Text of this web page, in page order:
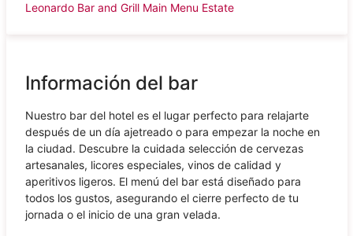
Leonardo Bar and Grill Main Menu Estate
Información del bar
Nuestro bar del hotel es el lugar perfecto para relajarte
después de un día ajetreado o para empezar la noche en
la ciudad. Descubre la cuidada selección de cervezas
artesanales, licores especiales, vinos de calidad y
aperitivos ligeros. El menú del bar está diseñado para
todos los gustos, asegurando el cierre perfecto de tu
jornada o el inicio de una gran velada.